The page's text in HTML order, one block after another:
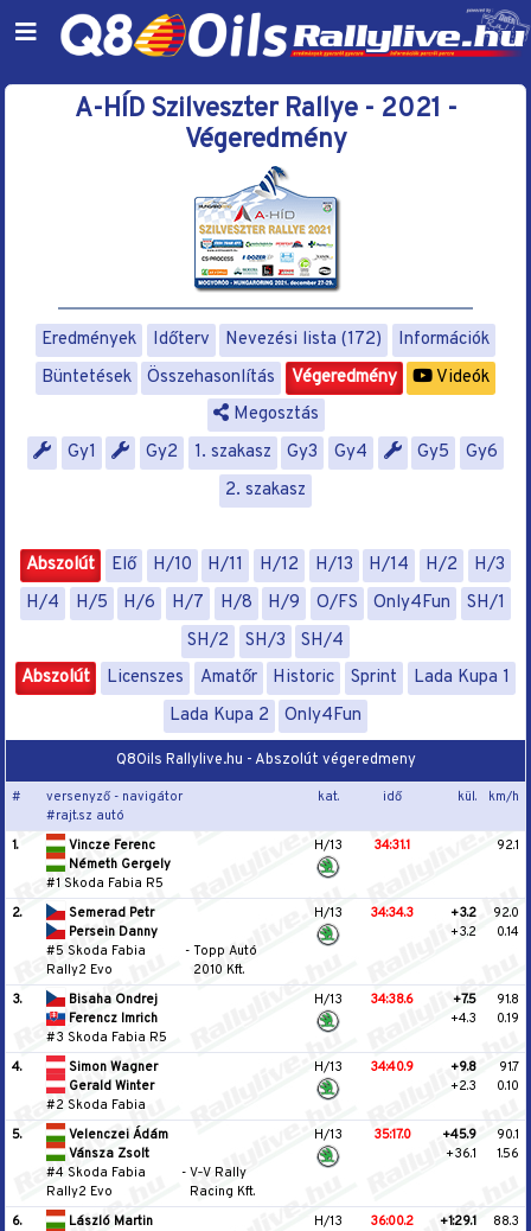
A-HÍD Szilveszter Rallye - 2021 -
Végeredmény
Eredmények Időterv Nevezési lista (172)
Információk
Büntetések
Összehasonlítás Végeredmény
Videók
Megosztás
Gy1
Gy2 1. szakasz Gy3 Gy4 Gy5
Gy6
2. szakasz
Abszolút Elő H/10 H/11 H/12 H/13 H/14 H/2
H/3
H/4
H/5 H/6 H/7 H/8 H/9 O/FS Only4Fun
SH/1
SH/2
SH/3
SH/4
Abszolút
Licenszes Amatőr Historic Sprint
Lada Kupa 1
Lada Kupa 2
Only4Fun
Q8Oils Rallylive.hu - Abszolút végeredmeny
#
versenyző - navigátor
#rajt.sz autó
kat. idő kül. km/h
1.
Vincze Ferenc
Németh Gergely
#1 Skoda Fabia R5
H/13 34:31.1 92.1
2.
Semerad Petr
Persein Danny
#5 Skoda Fabia
Rally2 Evo
- Topp Autó
2010 Kft.
H/13 34:34.3
+3.2
+3.2
92.0
0.14
3.
Bisaha Ondrej
Ferencz Imrich
#3 Skoda Fabia R5
H/13 34:38.6
+7.5
+4.3
91.8
0.19
4.
Simon Wagner
Gerald Winter
#2 Skoda Fabia
H/13 34:40.9
+9.8
+2.3
91.7
0.10
5.
Velenczei Ádám
Vánsza Zsolt
#4 Skoda Fabia
Rally2 Evo
- V‐V Rally
Racing Kft.
H/13 35:17.0
+45.9
+36.1
90.1
1.56
6.
László Martin
H/13 36:00.2
+1:29.1
88.3